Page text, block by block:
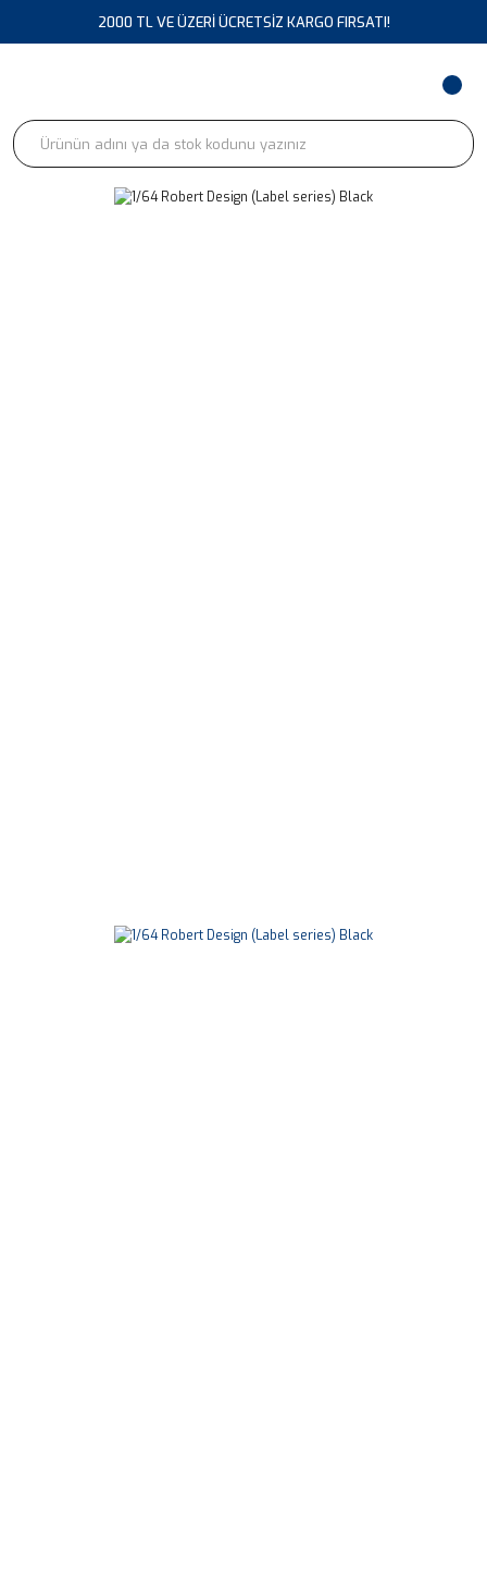
2000 TL VE ÜZERİ ÜCRETSİZ KARGO FIRSATI!